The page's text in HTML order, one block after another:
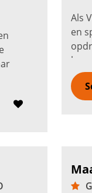
een
Als
en